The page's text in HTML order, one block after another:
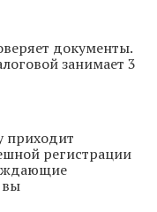
документы.
занимает 3
приходит
регистрации
вы